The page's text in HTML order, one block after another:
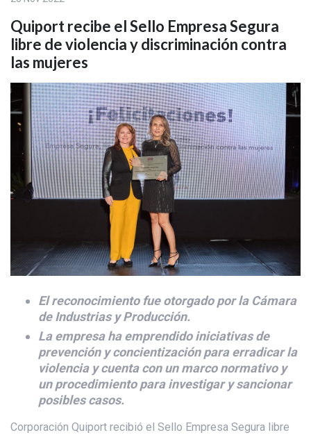
Quiport recibe el Sello Empresa Segura
libre de violencia y discriminación contra
las mujeres
El reconocimiento fue otorgado por la Cámara
de Industrias y Producción.
La empresa ha emprendido iniciativas de
prevención y concientización para erradicar la
violencia y cuenta con un marco normativo y
un procedimiento para investigar y sancionar
posibles casos.
Corporación Quiport recibió el Sello Empresa Segura libre